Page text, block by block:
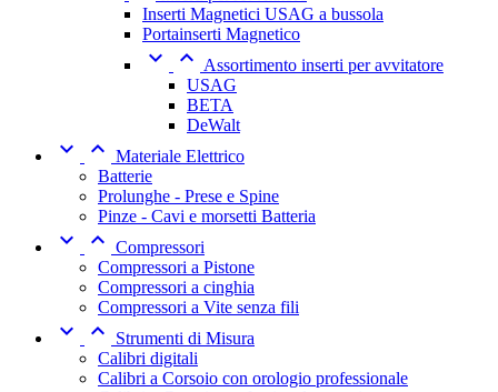
Inserti Magnetici USAG a bussola
Portainserti Magnetico
  Assortimento inserti per avvitatore
USAG
BETA
DeWalt
  Materiale Elettrico
Batterie
Prolunghe - Prese e Spine
Pinze - Cavi e morsetti Batteria
  Compressori
Compressori a Pistone
Compressori a cinghia
Compressori a Vite senza fili
 
Strumenti di Misura
Calibri digitali
Calibri a Corsoio con orologio professionale